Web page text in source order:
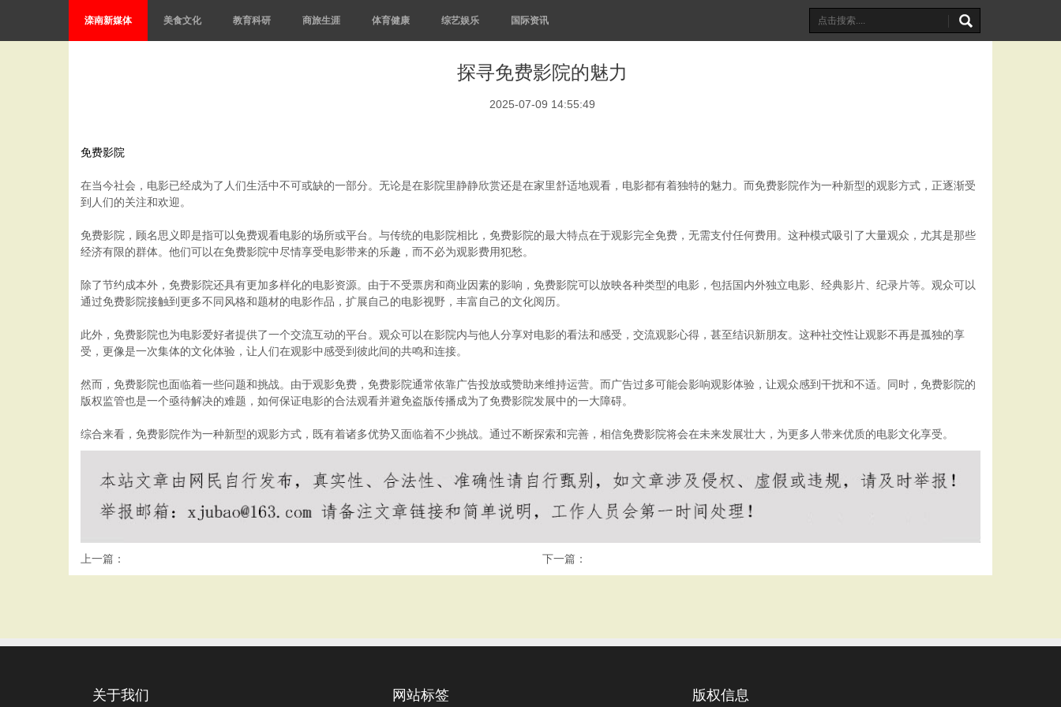
滦南新媒体 美食文化 教育科研 商旅生涯 体育健康 综艺娱乐 国际资讯
探寻免费影院的魅力
2025-07-09 14:55:49
免费影院
在当今社会，电影已经成为了人们生活中不可或缺的一部分。无论是在影院里静静欣赏还是在家里舒适地观看，电影都有着独特的魅力。而免费影院作为一种新型的观影方式，正逐渐受
到人们的关注和欢迎。
免费影院，顾名思义即是指可以免费观看电影的场所或平台。与传统的电影院相比，免费影院的最大特点在于观影完全免费，无需支付任何费用。这种模式吸引了大量观众，尤其是那些
经济有限的群体。他们可以在免费影院中尽情享受电影带来的乐趣，而不必为观影费用犯愁。
除了节约成本外，免费影院还具有更加多样化的电影资源。由于不受票房和商业因素的影响，免费影院可以放映各种类型的电影，包括国内外独立电影、经典影片、纪录片等。观众可以
通过免费影院接触到更多不同风格和题材的电影作品，扩展自己的电影视野，丰富自己的文化阅历。
此外，免费影院也为电影爱好者提供了一个交流互动的平台。观众可以在影院内与他人分享对电影的看法和感受，交流观影心得，甚至结识新朋友。这种社交性让观影不再是孤独的享
受，更像是一次集体的文化体验，让人们在观影中感受到彼此间的共鸣和连接。
然而，免费影院也面临着一些问题和挑战。由于观影免费，免费影院通常依靠广告投放或赞助来维持运营。而广告过多可能会影响观影体验，让观众感到干扰和不适。同时，免费影院的
版权监管也是一个亟待解决的难题，如何保证电影的合法观看并避免盗版传播成为了免费影院发展中的一大障碍。
综合来看，免费影院作为一种新型的观影方式，既有着诸多优势又面临着不少挑战。通过不断探索和完善，相信免费影院将会在未来发展壮大，为更多人带来优质的电影文化享受。
上一篇： 下一篇：
关于我们 网站标签 版权信息